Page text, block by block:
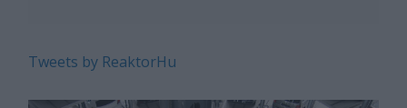
Tweets by ReaktorHu